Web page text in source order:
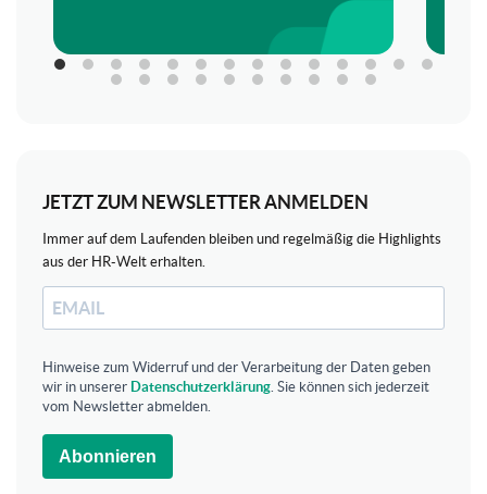
JETZT ZUM NEWSLETTER ANMELDEN
Immer auf dem Laufenden bleiben und regelmäßig die Highlights
aus der HR-Welt erhalten.
Hinweise zum Widerruf und der Verarbeitung der Daten geben
wir in unserer Datenschutzerklärung . Sie können sich jederzeit
vom Newsletter abmelden.
Abonnieren